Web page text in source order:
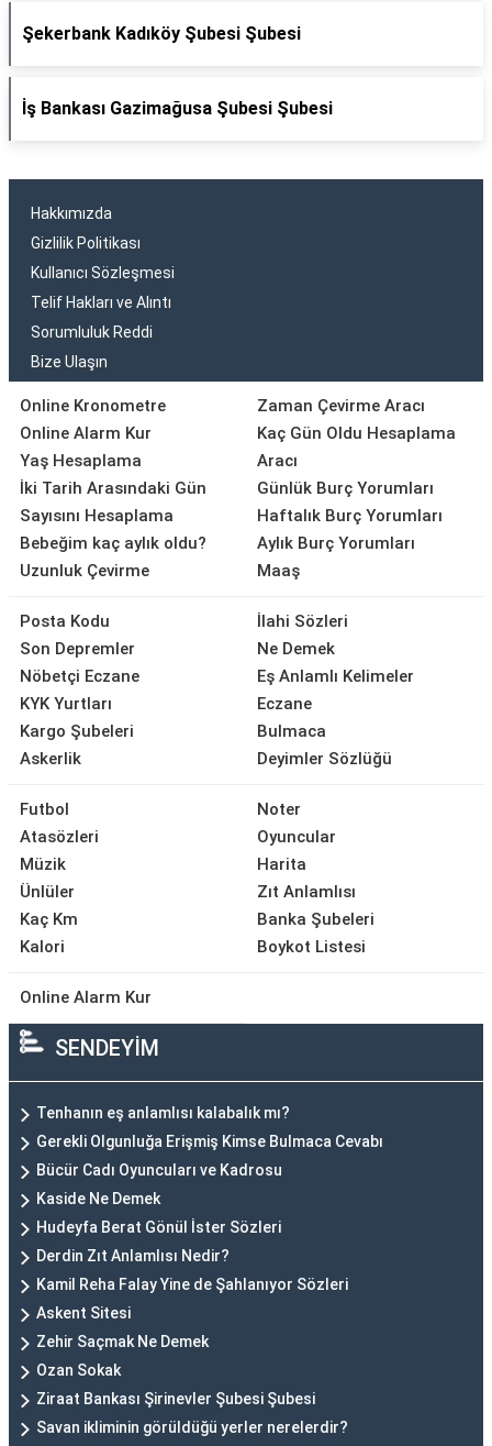
Şekerbank Kadıköy Şubesi Şubesi
İş Bankası Gazimağusa Şubesi Şubesi
Hakkımızda
Gizlilik Politikası
Kullanıcı Sözleşmesi
Telif Hakları ve Alıntı
Sorumluluk Reddi
Bize Ulaşın
Online Kronometre
Online Alarm Kur
Yaş Hesaplama
İki Tarih Arasındaki Gün
Sayısını Hesaplama
Bebeğim kaç aylık oldu?
Uzunluk Çevirme
Zaman Çevirme Aracı
Kaç Gün Oldu Hesaplama
Aracı
Günlük Burç Yorumları
Haftalık Burç Yorumları
Aylık Burç Yorumları
Maaş
Posta Kodu
Son Depremler
Nöbetçi Eczane
KYK Yurtları
Kargo Şubeleri
Askerlik
İlahi Sözleri
Ne Demek
Eş Anlamlı Kelimeler
Eczane
Bulmaca
Deyimler Sözlüğü
Futbol
Atasözleri
Müzik
Ünlüler
Kaç Km
Kalori
Noter
Oyuncular
Harita
Zıt Anlamlısı
Banka Şubeleri
Boykot Listesi
Online Alarm Kur
SENDEYİM
Tenhanın eş anlamlısı kalabalık mı?
Gerekli Olgunluğa Erişmiş Kimse Bulmaca Cevabı
Bücür Cadı Oyuncuları ve Kadrosu
Kaside Ne Demek
Hudeyfa Berat Gönül İster Sözleri
Derdin Zıt Anlamlısı Nedir?
Kamil Reha Falay Yine de Şahlanıyor Sözleri
Askent Sitesi
Zehir Saçmak Ne Demek
Ozan Sokak
Ziraat Bankası Şirinevler Şubesi Şubesi
Savan ikliminin görüldüğü yerler nerelerdir?